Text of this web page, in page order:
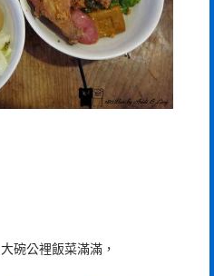
碗公裡飯菜滿滿，